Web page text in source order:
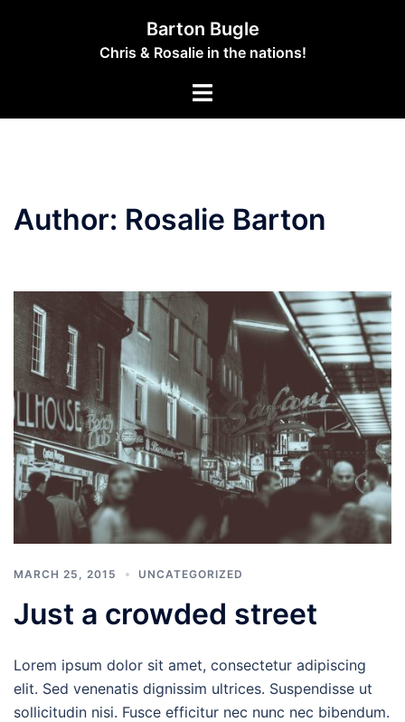
Barton Bugle
Chris & Rosalie in the nations!
Toggle
Author: Rosalie Barton
MARCH 25, 2015 UNCATEGORIZED
Just a crowded street
Lorem ipsum dolor sit amet, consectetur adipiscing
elit. Sed venenatis dignissim ultrices. Suspendisse ut
sollicitudin nisi. Fusce efficitur nec nunc nec bibendum.